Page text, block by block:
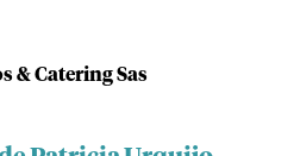
& Catering Sas